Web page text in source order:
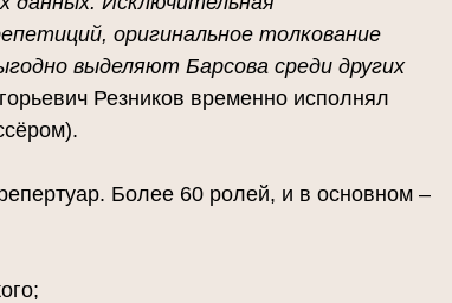
оригинальное толкование
выделяют Барсова среди других
Резников временно исполнял
Более 60 ролей, и в основном –